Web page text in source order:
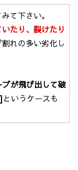
て下さい。
たり、裂けたり
れの多い劣化し
が飛び出して破
というケースも